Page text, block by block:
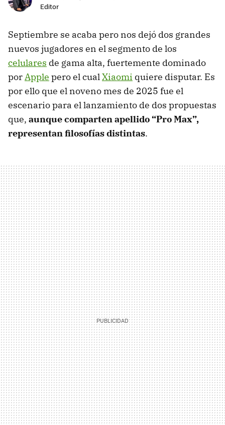
Editor
Septiembre se acaba pero nos dejó dos grandes
nuevos jugadores en el segmento de los
celulares de gama alta, fuertemente dominado
porApple pero el cualXiaomi quiere disputar. Es
por ello que el noveno mes de 2025 fue el
escenario para el lanzamiento de dos propuestas
que, aunque comparten apellido “Pro Max”,
representan filosofías distintas.